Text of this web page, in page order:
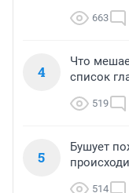
663
4
Что
список
519
5
Бушует
514